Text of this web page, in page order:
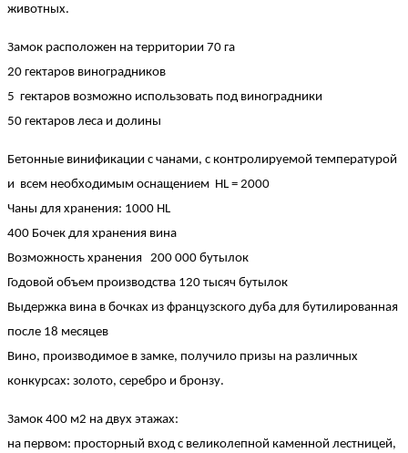
животных.
Замок расположен на территории 70 га
20 гектаров виноградников
5 гектаров возможно использовать под виноградники
50 гектаров леса и долины
Бетонные винификации с чанами, с контролируемой температурой
и всем необходимым оснащением HL = 2000
Чаны для хранения: 1000 HL
400 Бочек для хранения вина
Возможность хранения 200 000 бутылок
Годовой объем производства 120 тысяч бутылок
Выдержка вина в бочках из французского дуба для бутилированная
после 18 месяцев
Вино, производимое в замке, получило призы на различных
конкурсах: золото, серебро и бронзу.
Замок 400 м2 на двух этажах:
на первом: просторный вход с великолепной каменной лестницей,